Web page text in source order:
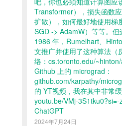
Transformer），损失函数
扩散），如何最好地使用梯
SGD -> AdamW）等等。但
1986 年，Rumelhart、
文推广并使用了这种算法（
络：cs.toronto.edu/
Github 上的 micrograd：
github.com/karpathy/
的 YT视频，我在其中非常
youtu.be/VMj-
ChatGPT
2024年7月24日